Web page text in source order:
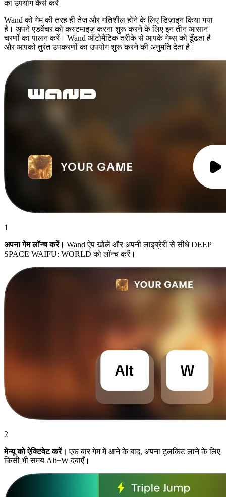
का उपयोग कैसे करें
Wand को गेम की तरह ही तेज़ और गतिशील होने के लिए डिज़ाइन किया गया
है। अपने एडवेंचर को कस्टमाइज़ करना शुरू करने के लिए इन तीन आसान
चरणों का पालन करें। Wand ऑटोमैटिक तरीके से आपके गेम्स को ढूँढता है
और आपको तुरंत उपकरणों का उपयोग शुरू करने की अनुमति देता है।
1
अपना गेम लॉन्च करें। Wand ऐप खोलें और अपनी लाइब्रेरी से सीधे DEEP
SPACE WAIFU: WORLD को लॉन्च करें।
2
मेन्यू को ऐक्टिवेट करें। एक बार गेम में आने के बाद, अपना टूलकिट लाने के लिए
किसी भी समय Alt+W दबाएँ।